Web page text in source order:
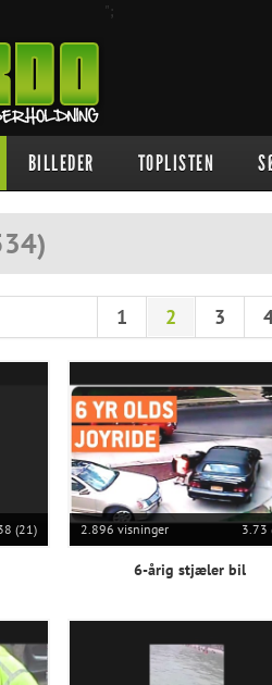
";
BILLEDER TOPLISTEN
)
1 2 3
(21) 2.896 visninger 3.73
6-årig stjæler bil